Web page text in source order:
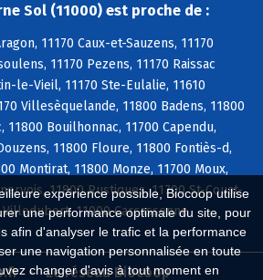
expérience possible, Biocoop utilise
une performance optimale du site, pour
afin d'analyser le trafic et la performance
une navigation personnalisée en toute
changer d'avis à tout moment en
Sol (11000) est proche de :
11170 Caux-et-Sauzens, 11170
11170 Pezens, 11170 Raissac
le-Vieil, 11170 Ste-Eulalie, 11610
Villesèquelande, 11800 Badens, 11800
11800 Bouilhonnac, 11700 Capendu,
11800 Floure, 11800 Fontiès-d,
Montirat, 11800 Monze, 11700 Moux,
11800 Rustiques, 11700 St-Couat-
11000 Carcassonne
Le réseau Biocoop